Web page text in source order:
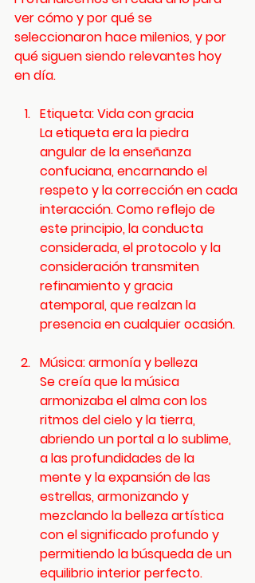
ver cómo y por qué se
seleccionaron hace milenios, y por
qué siguen siendo relevantes hoy
en día.
Etiqueta: Vida con gracia
La etiqueta era la piedra
angular de la enseñanza
confuciana, encarnando el
respeto y la corrección en cada
interacción. Como reflejo de
este principio, la conducta
considerada, el protocolo y la
consideración transmiten
refinamiento y gracia
atemporal, que realzan la
presencia en cualquier ocasión.
Música: armonía y belleza
Se creía que la música
armonizaba el alma con los
ritmos del cielo y la tierra,
abriendo un portal a lo sublime,
a las profundidades de la
mente y la expansión de las
estrellas, armonizando y
mezclando la belleza artística
con el significado profundo y
permitiendo la búsqueda de un
equilibrio interior perfecto.